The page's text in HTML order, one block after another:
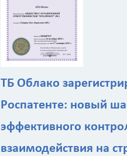
ТБ Облако
Роспатенте: новый
эффективного
взаимодействия на